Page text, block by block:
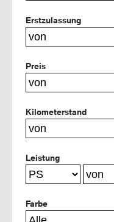
Erstzulassung
Preis
Kilometerstand
Leistung
Farbe